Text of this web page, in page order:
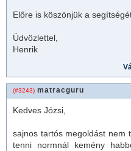
Előre is köszönjük a
Üdvözlettel,
Henrik
(#3243) matracguru
Kedves Józsi,
sajnos tartós megoldást nem
tenni normnál kemény